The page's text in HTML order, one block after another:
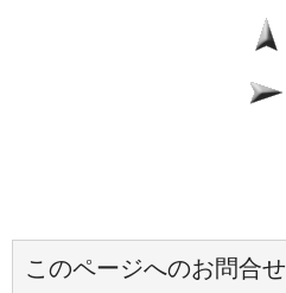
このページへのお問合せ